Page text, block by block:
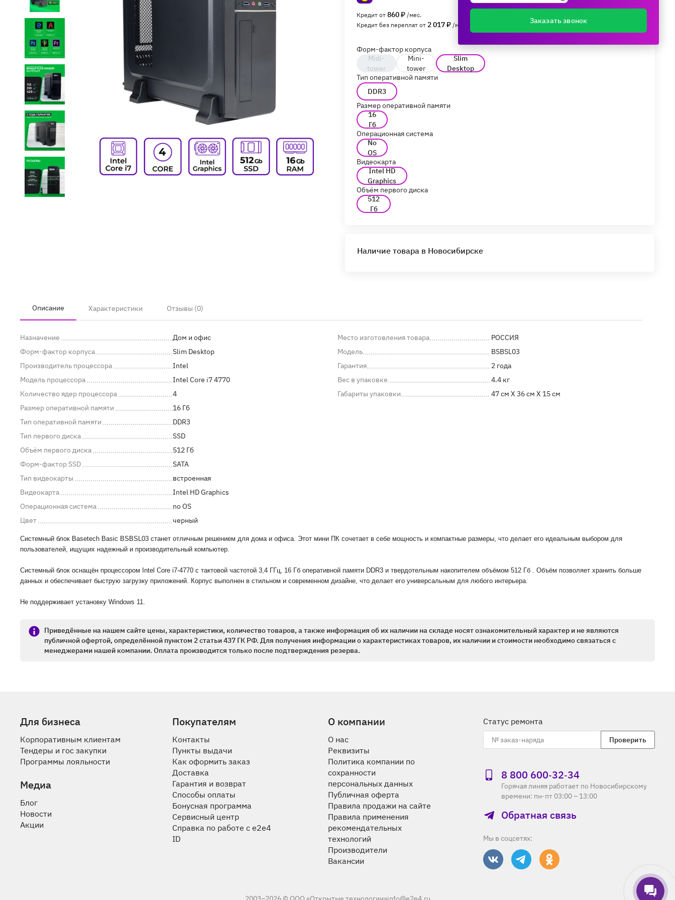
Item
10
Кредит от 860 ₽ /мес.
Кредит без переплат от 2 017 ₽ /мес.
Поделиться
Форм-фактор корпуса
Midi-
tower
Mini-
tower
Slim
Desktop
Тип оперативной памяти
DDR3
Размер оперативной памяти
16
Гб
Операционная система
No
OS
Видеокарта
Intel HD
Graphics
Объём первого диска
512
Гб
Наличие товара в Новосибирске
Описание Характеристики Отзывы (0)
Назначение
Дом и офис
Форм-фактор корпуса
Slim Desktop
Производитель процессора
Intel
Модель процессора
Intel Core i7 4770
Количество ядер процессора
4
Размер оперативной памяти
16 Гб
Тип оперативной памяти
DDR3
Тип первого диска
SSD
Объём первого диска
512 Гб
Форм-фактор SSD
SATA
Тип видеокарты
встроенная
Видеокарта
Intel HD Graphics
Операционная система
no OS
Цвет
черный
Место изготовления товара
РОССИЯ
Модель
BSBSL03
Гарантия
2 года
Вес в упаковке
4.4 кг
Габариты упаковки
47 см X 36 см X 15 см
Системный блок Basetech Basic BSBSL03 станет отличным решением для дома и офиса. Этот мини ПК сочетает в себе мощность и компактные размеры, что делает его идеальным выбором для
пользователей, ищущих надежный и производительный компьютер.
Системный блок оснащён процессором Intel Core i7-4770 с тактовой частотой 3,4 ГГц, 16 Гб оперативной памяти DDR3 и твердотельным накопителем объёмом 512 Гб . Объём позволяет хранить больше
данных и обеспечивает быструю загрузку приложений. Корпус выполнен в стильном и современном дизайне, что делает его универсальным для любого интерьера.
Не поддерживает установку Windows 11.
Приведённые на нашем сайте цены, характеристики, количество товаров, а также информация об их наличии на складе носят ознакомительный характер и не являются
публичной офертой, определённой пунктом 2 статьи 437 ГК РФ. Для получения информации о характеристиках товаров, их наличии и стоимости необходимо связаться с
менеджерами нашей компании. Оплата производится только после подтверждения резерва.
Для бизнеса
Корпоративным клиентам
Тендеры и гос закупки
Программы лояльности
Медиа
Блог
Новости
Акции
Покупателям
Контакты
Пункты выдачи
Как оформить заказ
Доставка
Гарантия и возврат
Способы оплаты
Бонусная программа
Сервисный центр
Справка по работе с e2e4
ID
О компании
О нас
Реквизиты
Политика компании по
сохранности
персональных данных
Публичная оферта
Правила продажи на сайте
Правила применения
рекомендательных
технологий
Производители
Вакансии
Статус ремонта
Проверить
8 800 600‑32‑34
Горячая линяя работает по Новосибирскому
времени: пн-пт 03:00 – 13:00
Обратная связь
Мы в соцсетях:
Заказать звонок